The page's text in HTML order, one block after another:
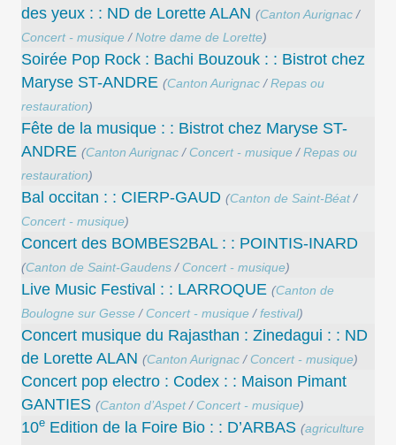
des yeux : : ND de Lorette ALAN (Canton Aurignac /
Concert - musique /Notre dame de Lorette)
Soirée Pop Rock : Bachi Bouzouk : : Bistrot chez
Maryse ST-ANDRE (Canton Aurignac /Repas ou
restauration)
Fête de la musique : : Bistrot chez Maryse ST-
ANDRE (Canton Aurignac / Concert - musique /Repas ou
restauration)
Bal occitan : : CIERP-GAUD (Canton de Saint-Béat/
Concert - musique)
Concert des BOMBES2BAL : : POINTIS-INARD
(Canton de Saint-Gaudens / Concert - musique)
Live Music Festival : : LARROQUE (Canton de
Boulogne sur Gesse / Concert - musique /festival)
Concert musique du Rajasthan : Zinedagui : : ND
de Lorette ALAN (Canton Aurignac / Concert - musique)
Concert pop electro : Codex : : Maison Pimant
GANTIES (Canton d’Aspet/ Concert - musique)
10e Edition de la Foire Bio : : D’ARBAS (agriculture